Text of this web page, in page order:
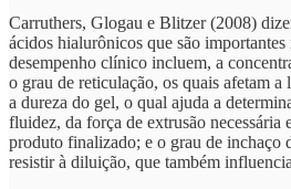
Carruthers, Glogau e Blitzer (2008)
ácidos hialurônicos que são importantes
desempenho clínico incluem, a
o grau de reticulação, os quais afetam a
a dureza do gel, o qual ajuda a
fluidez, da força de extrusão necessária
produto finalizado; e o grau de inchaço
resistir à diluição, que também